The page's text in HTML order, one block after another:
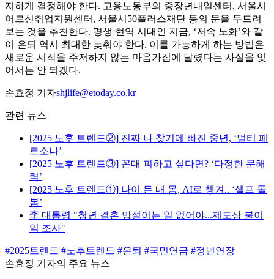
지하게 결정해야 한다. 고용노동부의 중장년내일센터, 서울시
어르신취업지원센터, 서울시50플러스재단 등의 문을 두드려
보는 것을 추천한다. 평생 현역 시대인 지금, ‘저속 노화’와 같
이 은퇴 역시 최대한 늦춰야 한다. 이를 가능하게 하는 방법은
새로운 시작을 주저하지 않는 마음가짐에 달렸다는 사실을 잊
어서는 안 되겠다.
손효정 기자shjlife@etoday.co.kr
관련 뉴스
[2025 노후 트렌드②] 진짜 나 찾기에 빠진 중년, ‘멀티 페
르소나’
[2025 노후 트렌드③] 꼰대 피하고 싶다면? ‘다정한 문해
력’
[2025 노후 트렌드①] 나이 든 내 몸, AI로 챙겨.. ‘셀프 돌
봄’
李 대통령 "청년 결혼 망설이는 일 없어야...제도상 불이
익 조사"
#2025트렌드 #노후트렌드 #은퇴 #국민연금 #정년연장
손효정 기자의 주요 뉴스